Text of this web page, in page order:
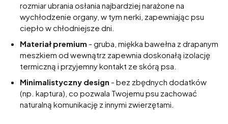
rozmiar ubrania osłania najbardziej narażone na
wychłodzenie organy, w tym nerki, zapewniając psu
ciepło w chłodniejsze dni.
Materiał premium - gruba, miękka bawełna z drapanym
meszkiem od wewnątrz zapewnia doskonałą izolację
termiczną i przyjemny kontakt ze skórą psa.
Minimalistyczny design - bez zbędnych dodatków
(np. kaptura), co pozwala Twojemu psu zachować
naturalną komunikację z innymi zwierzętami.